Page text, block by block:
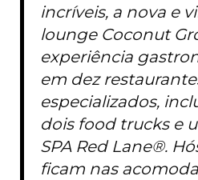
incríveis, a nova e
lounge Coconut
experiência
em dez
especializados,
dois food truckse
SPA Red Lane®.
ficam nas